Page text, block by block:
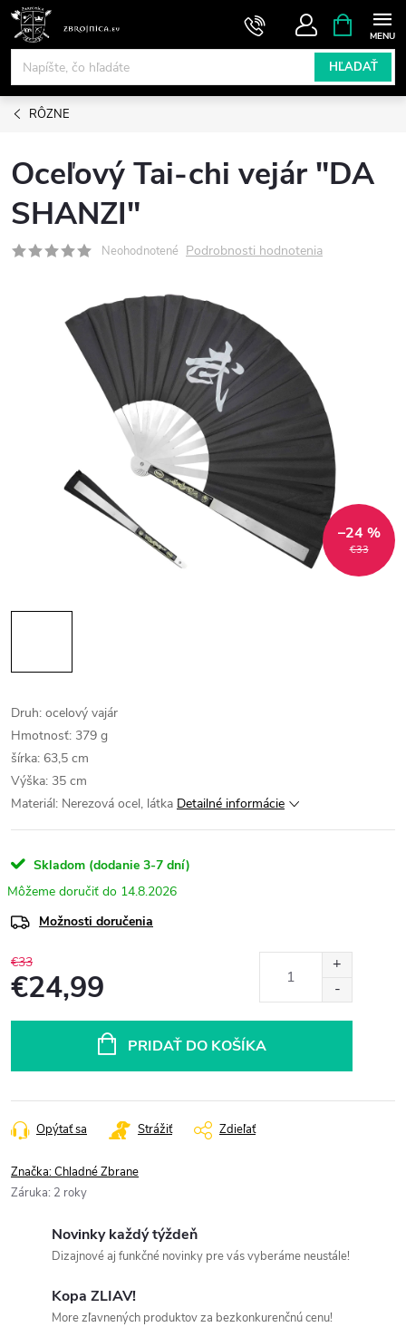
Prejsť
obsah
HĽADAŤ
KOŠÍK
RÔZNE
Oceľový Tai-chi vejár "DA
SHANZI"
Neohodnotené Podrobnosti hodnotenia
€33
–24 %
Druh: ocelový vajár
Hmotnosť: 379 g
šírka: 63,5 cm
Výška: 35 cm
Materiál: Nerezová ocel, látka Detailné informácie
Skladom (dodanie 3-7 dní)
14.8.2026
Možnosti doručenia
€33
€24,99
PRIDAŤ DO KOŠÍKA
Opýtať sa Strážiť Zdieľať
Značka:Chladné Zbrane
Záruka: 2 roky
Novinky každý týždeň
Dizajnové aj funkčné novinky pre vás vyberáme neustále!
Kopa ZLIAV!
More zľavnených produktov za bezkonkurenčnú cenu!